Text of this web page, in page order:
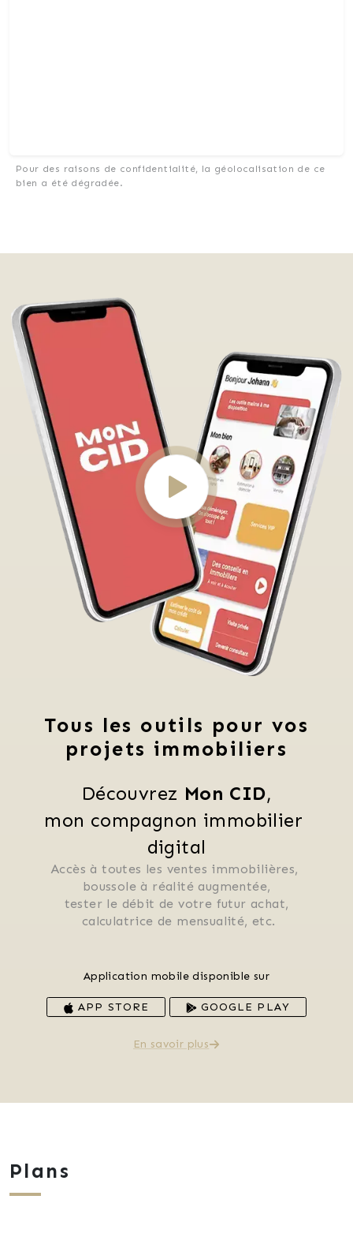
Pour des raisons de confidentialité, la géolocalisation de ce
bien a été dégradée.
Tous les outils pour vos
projets immobiliers
Découvrez Mon CID,
mon compagnon immobilier
digital
Accès à toutes les ventes immobilières,
boussole à réalité augmentée,
tester le débit de votre futur achat,
calculatrice de mensualité, etc.
Application mobile disponible sur
APP STORE GOOGLE PLAY
En savoir plus
Plans